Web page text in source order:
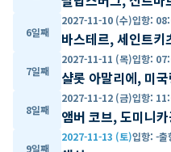
6일째
2027-11-10 (수)입항:
바스테르, 세인트키
7일째
2027-11-11 (목)입항:
샬롯 아말리에, 미
8일째
2027-11-12 (금)입항:
앰버 코브, 도미니
9일째
2027-11-13 (토)입항: -출